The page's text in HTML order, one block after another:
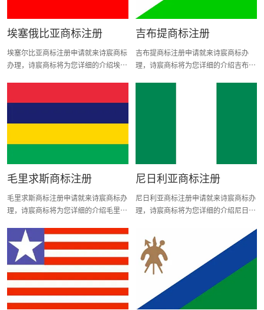
为协定同为议定成员国。 3、商标权的
获得基于申请在先原则。 4、商品商标
一件商标涵盖多个类别申请原则。 6、
商品和服务采用国际商品和服务分类。
国家英文缩写：ma 二、商标申请所需
予最先注册申请人。任何人，只要有意
A、申请人名称及地址 B、申请商品或
证明复印件 3、审查流程：一旦商标申
请提交，并且同时缴纳费用，商标局的
审查官将对根据商标法和条例对商标申
请进行审查。如果符合条件，将对该商
标给予公告。如果在公告期内没有异
议，或者异议不成立，将对该商标给予
注册，之后颁发商标注册证。 4、官方
回执时间：1个月 5、注册需时：3-6个
月 6、注册有效期：20年，自申请之日
起计算。 7、商标的续展：每次续展的
有效期为20年。续展的申请可以在期满
前6个月内提交。
申请所需资料及流程。
埃塞俄比亚商标注册
埃塞尔比亚商标注册申请就来诗宸商标
办理，诗宸商标将为您详细的介绍埃塞
人物，致力于解决客户商标注册问题，
等一条龙商标整合服务。三分钟快速了
吉布提商标注册
吉布提商标注册申请就来诗宸商标办
理，诗宸商标将为您详细的介绍吉布提
毛里求斯商标注册
毛里求斯商标注册申请就来诗宸商标办
理，诗宸商标将为您详细的介绍毛里求
是中国综合性商标注册机构中领军人
物，致力于解决客户商标注册问题，为
客户提供有关商标注册、转让、查询等
一条龙商标整合服务。三分钟快速了解
申请所需资料及流程。
尼日利亚商标注册
尼日利亚商标注册申请就来诗宸商标办
理，诗宸商标将为您详细的介绍尼日利
是中国综合性商标注册机构中领军人
物，致力于解决客户商标注册问题，为
客户提供有关商标注册、转让、查询等
一条龙商标整合服务。三分钟快速了解
尼日利亚商标简介、尼日利亚商标注册
申请所需资料及流程。